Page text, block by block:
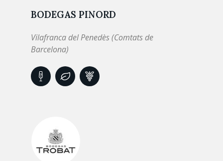
BODEGAS PINORD
Vilafranca del Penedès (Comtats de
Barcelona)